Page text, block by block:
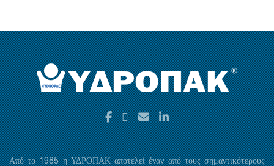
Από το 1985 η ΥΔΡΟΠΑΚ αποτελεί έναν από τους σημαντικότερους